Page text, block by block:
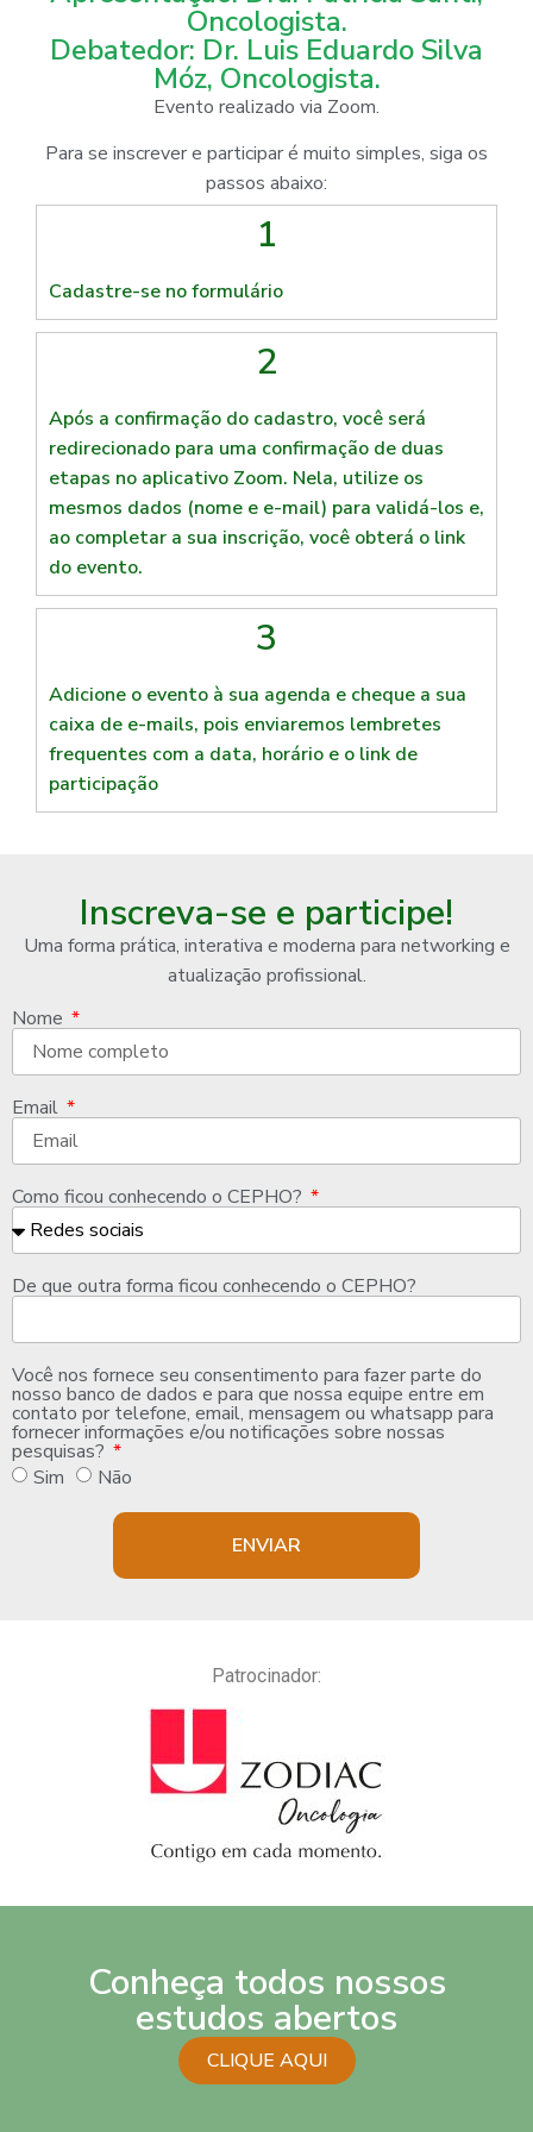
Oncologista.
Debatedor: Dr. Luis Eduardo Silva
Móz, Oncologista.
Evento realizado via Zoom.
Para se inscrever e participar é muito simples, siga os
passos abaixo:
1
Cadastre-se no formulário
2
Após a confirmação do cadastro, você será
redirecionado para uma confirmação de duas
etapas no aplicativo Zoom. Nela, utilize os
mesmos dados (nome e e-mail) para validá-los e,
ao completar a sua inscrição, você obterá o link
do evento.
3
Adicione o evento à sua agenda e cheque a sua
caixa de e-mails, pois enviaremos lembretes
frequentes com a data, horário e o link de
participação
Inscreva-se e participe!
Uma forma prática, interativa e moderna para networking e
atualização profissional.
Nome
Email
Como ficou conhecendo o CEPHO?
De que outra forma ficou conhecendo o CEPHO?
Você nos fornece seu consentimento para fazer parte do
nosso banco de dados e para que nossa equipe entre em
contato por telefone, email, mensagem ou whatsapp para
fornecer informações e/ou notificações sobre nossas
pesquisas?
Sim
Não
ENVIAR
Patrocinador:
Conheça todos nossos
estudos abertos
CLIQUE AQUI